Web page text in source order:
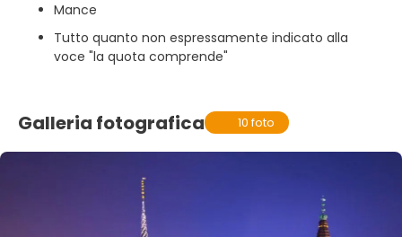
Mance
Tutto quanto non espressamente indicato alla
voce "la quota comprende"
Galleria fotografica 10 foto